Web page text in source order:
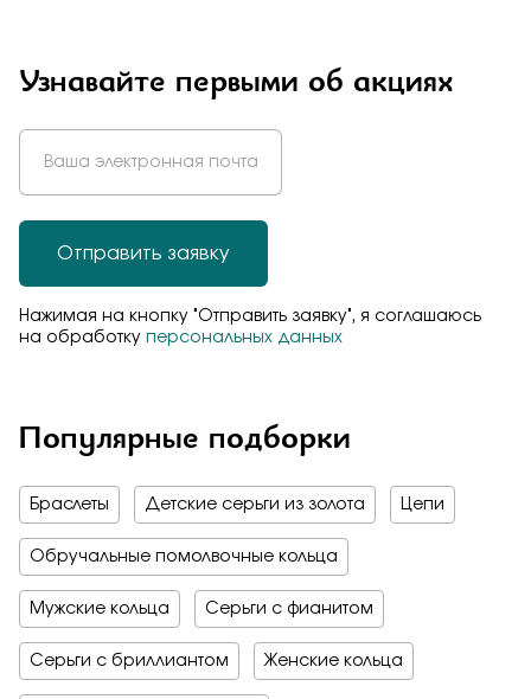
Узнавайте первыми об акциях
Отправить заявку
Нажимая на кнопку "Отправить заявку", я соглашаюсь
на обработку персональных данных
Популярные подборки
Браслеты Детские серьги из золота Цепи
Обручальные помолвочные кольца
Мужские кольца Серьги с фианитом
Серьги с бриллиантом Женские кольца